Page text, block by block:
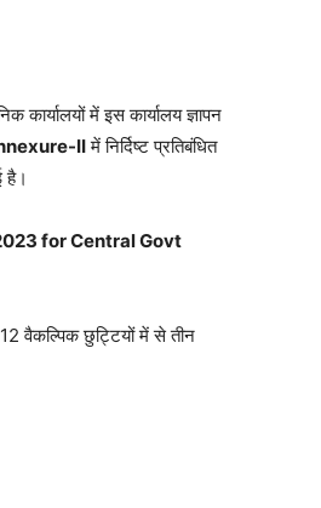
कार्यालयों में इस कार्यालय ज्ञापन
IIमें निर्दिष्ट प्रतिबंधित
है।
for Central Govt
वैकल्पिक छुट्टियों में से तीन